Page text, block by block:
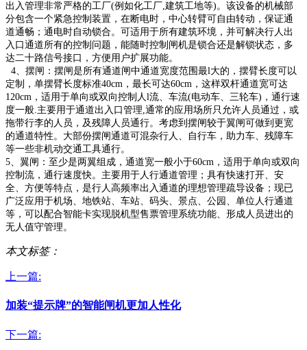
出入管理非常严格的工厂(例如化工厂,建筑工地等)。该设备的机械部
分包含一个紧急控制装置，在断电时，中心转臂可自由转动，保证通
道通畅；通电时自动锁合。可适用于所有建筑环境，并可解决行人出
入口通道所有的控制问题，能随时控制闸机是锁合还是解锁状态，多
达二十路信号接口，方便用户扩展功能。
4、摆闸：摆闸是所有通道闸中通道宽度范围最l大的，摆臂长度可以
定制，单摆臂长度标准40cm，最长可达60cm，这样双杆通道宽可达
120cm，适用于单向或双向控制人l流、车流(电动车、三轮车)，通行速
度一般.主要用于通道出入口管理,通常的应用场所只允许人员通过，或
拖带行李的人员，及残障人员通行。考虑到摆闸较于翼闸可做到更宽
的通道特性。大部份摆闸通道可混杂行人、自行车，助力车、残障车
等一些非机动交通工具通行。
5、翼闸：至少是两翼组成，通道宽一般小于60cm，适用于单向或双向
控制流，通行速度快。主要用于人行通道管理；具有快速打开、安
全、方便等特点，是行人高频率出入通道的理想管理疏导设备；现已
广泛应用于机场、地铁站、车站、码头、景点、公园、单位人行通道
等，可以配合智能卡实现脱机型售票管理系统功能、形成人员进出的
无人值守管理。
本文标签：
上一篇:
加装“提示牌”的智能闸机更加人性化
下一篇: